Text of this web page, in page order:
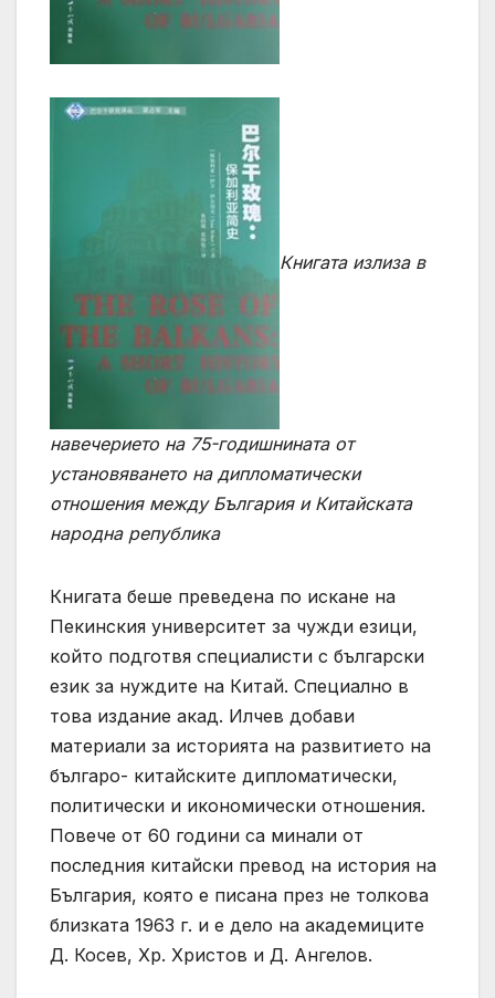
Книгата излиза в
навечерието на 75-годишнината от
установяването на дипломатически
отношения между България и Китайската
народна република
Книгата беше преведена по искане на
Пекинския университет за чужди езици,
който подготвя специалисти с български
език за нуждите на Китай. Специално в
това издание акад. Илчев добави
материали за историята на развитието на
българо- китайските дипломатически,
политически и икономически отношения.
Повече от 60 години са минали от
последния китайски превод на история на
България, която е писана през не толкова
близката 1963 г. и е дело на академиците
Д. Косев, Хр. Христов и Д. Ангелов.